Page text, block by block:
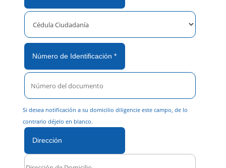
Número de Identificación *
Si desea notificación a su domicilio diligencie este campo, de lo
contrario déjelo en blanco.
Dirección